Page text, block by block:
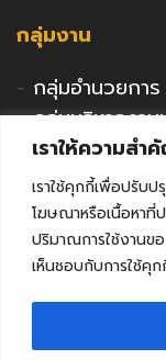
เราให้ความส
เราใช้คุกกี้เพื่อปรับ
โฆษณาหรือเนื้อหาที่
ปริมาณการใช้งาน
เห็นชอบกับการใช้คุก
กลุ่มงาน
- กลุ่มอำนวยการ
-กลุ่มบริหารงา
กลุ่มนโยบายแล
-กลุ่มนิเทศติดตา
-กลุ่มพัฒนาการ
-กลุ่มส่งเสริมกา
-กลุ่มกิจการลูกเ
-หน่วยตรวจสอ
คุรุสภาจังหวัด